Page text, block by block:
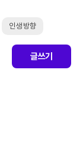
인생 방향
글쓰기